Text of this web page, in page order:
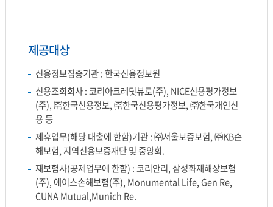
제공대상
신용정보집중기관 : 한국신용정보원
신용조회회사 : 코리아크레딧뷰로(주), NICE신용평가정보
(주), ㈜한국신용정보, ㈜한국신용평가정보, ㈜한국개인신
용 등
제휴업무(해당 대출에 한함)기관 : ㈜서울보증보험, ㈜KB손
해보험, 지역신용보증재단 및 중앙회.
재보험사(공제업무에 한함) : 코리안리, 삼성화재해상보험
(주), 에이스손해보험(주), Monumental Life, Gen Re,
CUNA Mutual,Munich Re.